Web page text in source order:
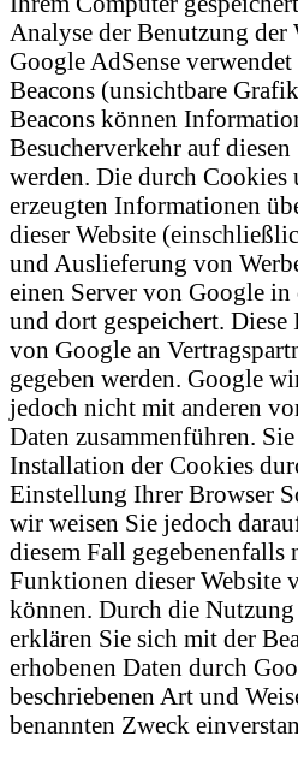
Analyse der Benutzung der
Google AdSense
Beacons (unsichtbare
Beacons können
Besucherverkehr auf diesen
werden. Die durch Cookies
erzeugten Informationen
dieser Website
und Auslieferung von
einen Server von Google in
und dort gespeichert.
von Google an
gegeben werden. Google
jedoch nicht mit anderen
Daten zusammenführen.
Installation der Cookies
Einstellung Ihrer Browser
wir weisen Sie jedoch
diesem Fall gegebenenfalls
Funktionen dieser Website
können. Durch die Nutzung
erklären Sie sich mit der
erhobenen Daten durch
beschriebenen Art und
benannten Zweck